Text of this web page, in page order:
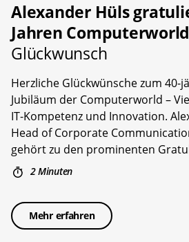
Alexander Hüls
Jahren Computerworld
Glückwunsch
Herzliche Glückwünsche zum 40-
Jubiläum der Computerworld –
IT-Kompetenz und Innovation.
Head of Corporate
gehört zu den prominenten
2 Minuten
Mehr erfahren